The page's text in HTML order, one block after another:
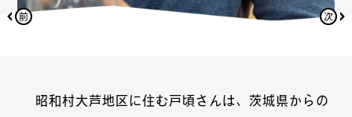
前 次
昭和村大芦地区に住む戸頃さんは、茨城県からの